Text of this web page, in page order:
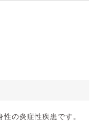
の炎症性疾患です。